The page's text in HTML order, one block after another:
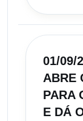
01/09/
ABRE
PARA
E DÁ